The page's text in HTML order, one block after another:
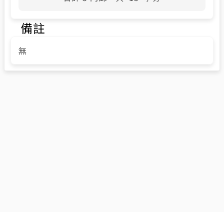
備註
無